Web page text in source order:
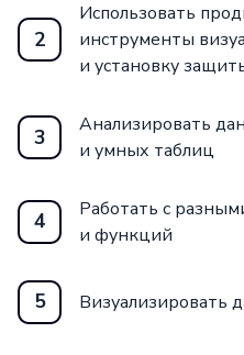
2
Использовать
инструменты
и установку
3
Анализировать
и умных таблиц
4
Работать с
и функций
5 Визуализировать